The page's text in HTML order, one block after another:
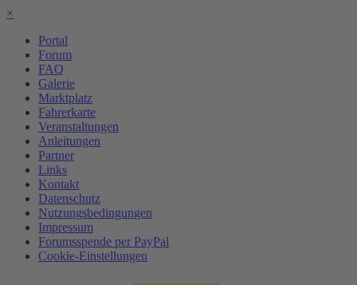
×
Portal
Forum
FAQ
Galerie
Marktplatz
Fahrerkarte
Veranstaltungen
Anleitungen
Partner
Links
Kontakt
Datenschutz
Nutzungsbedingungen
Impressum
Forumsspende per PayPal
Cookie-Einstellungen